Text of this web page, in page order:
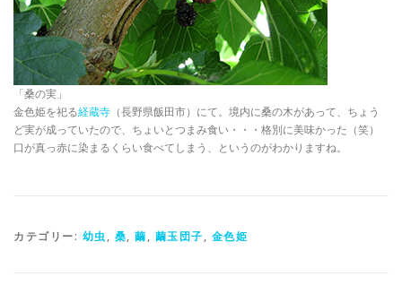
「桑の実」
金色姫を祀る経蔵寺 （長野県飯田市）にて。境内に桑の木があって、ちょう
ど実が成っていたので、ちょいとつまみ食い・・・格別に美味かった（笑）
口が真っ赤に染まるくらい食べてしまう、というのがわかりますね。
カテゴリー: 幼虫, 桑, 繭, 繭玉団子, 金色姫